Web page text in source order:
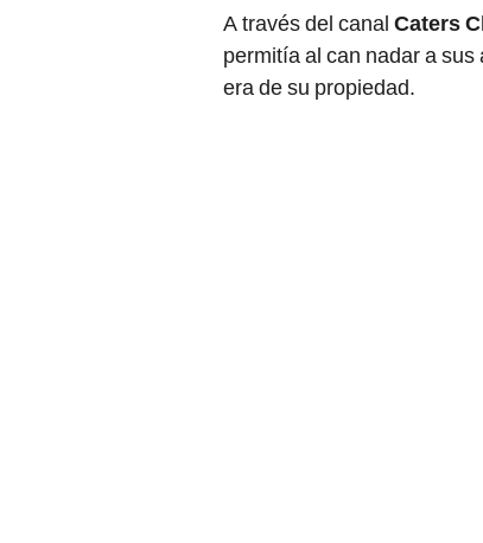
A través del canal Caters
permitía al can nadar a
era de su propiedad.